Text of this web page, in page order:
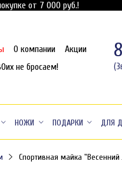
от 7 000 руб.!
О компании
Акции
не бросаем!
НОЖИ ПОДАРКИ ДЛЯ
Спортивная майка "Весенний